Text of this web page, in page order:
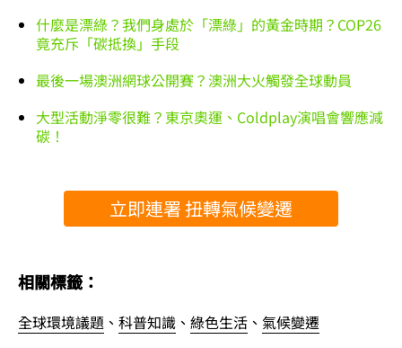
什麼是漂綠？我們身處於「漂綠」的黃金時期？COP26
竟充斥「碳抵換」手段
最後一場澳洲網球公開賽？澳洲大火觸發全球動員
大型活動淨零很難？東京奧運、Coldplay演唱會響應減
碳！
立即連署 扭轉氣候變遷
相關標籤：
全球環境議題 、 科普知識 、 綠色生活 、 氣候變遷